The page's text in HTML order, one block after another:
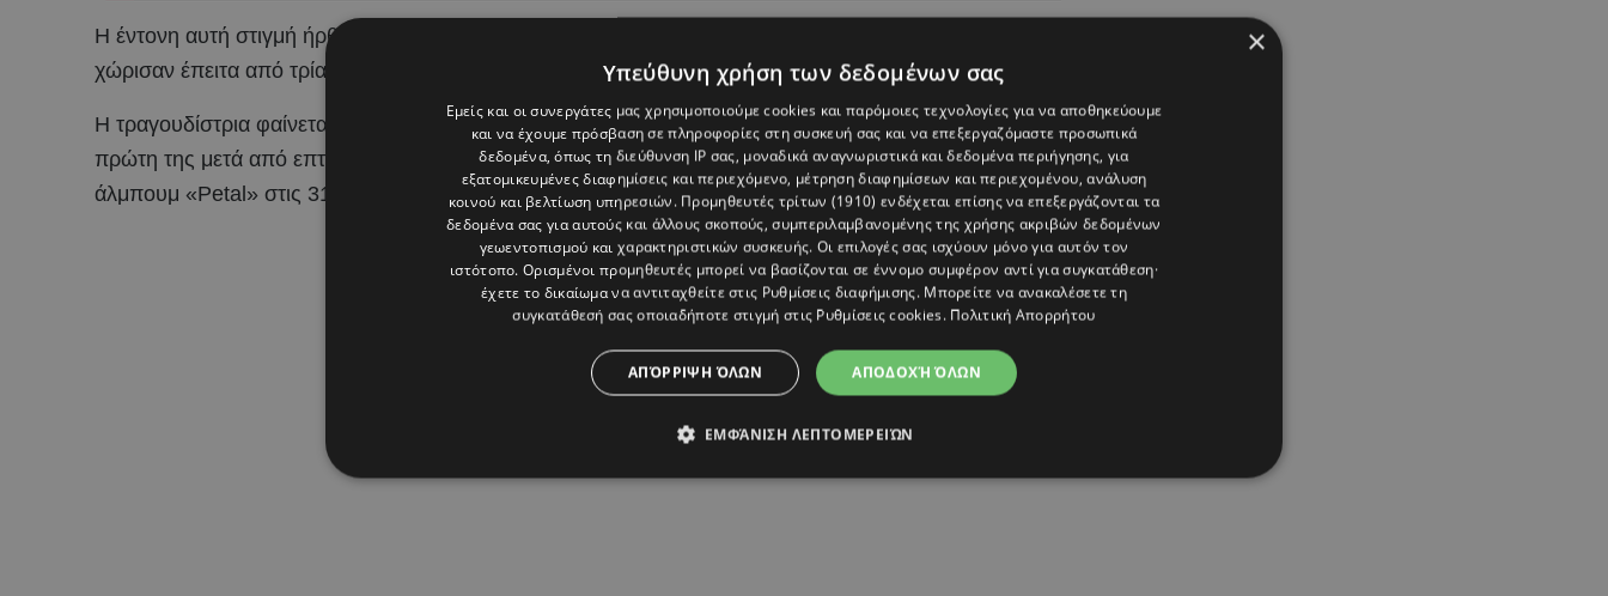
Η έντονη αυτή στιγμή ήρθε λίγες ημέρες μετά την αποκάλυψη ότι η Γκράντε και ο Ίθαν Σλέιτερ
χώρισαν έπειτα από τρία χρόνια σχέσης.
Η τραγουδίστρια φαίνεται πως έκτοτε έχει ρίξει το βάρος της στην περιοδεία της, η οποία αποτελεί την
πρώτη της μετά από επτά χρόνια, ενώ παράλληλα ετοιμάζεται για την κυκλοφορία του νέου της
άλμπουμ «Petal» στις 31 Ιουλίου.
×
Υπεύθυνη χρήση των δεδομένων σας
Εμείς και οι συνεργάτες μας χρησιμοποιούμε cookies και παρόμοιες τεχνολογίες για να αποθηκεύουμε
και να έχουμε πρόσβαση σε πληροφορίες στη συσκευή σας και να επεξεργαζόμαστε προσωπικά
δεδομένα, όπως τη διεύθυνση IP σας, μοναδικά αναγνωριστικά και δεδομένα περιήγησης, για
εξατομικευμένες διαφημίσεις και περιεχόμενο, μέτρηση διαφημίσεων και περιεχομένου, ανάλυση
κοινού και βελτίωση υπηρεσιών. Προμηθευτές τρίτων (1910) ενδέχεται επίσης να επεξεργάζονται τα
δεδομένα σας για αυτούς και άλλους σκοπούς, συμπεριλαμβανομένης της χρήσης ακριβών δεδομένων
γεωεντοπισμού και χαρακτηριστικών συσκευής. Οι επιλογές σας ισχύουν μόνο για αυτόν τον
ιστότοπο. Ορισμένοι προμηθευτές μπορεί να βασίζονται σε έννομο συμφέρον αντί για συγκατάθεση·
έχετε το δικαίωμα να αντιταχθείτε στις Ρυθμίσεις διαφήμισης. Μπορείτε να ανακαλέσετε τη
συγκατάθεσή σας οποιαδήποτε στιγμή στις Ρυθμίσεις cookies. Πολιτική Απορρήτου
ΑΠΟΔΟΧΉ ΌΛΩΝ
ΑΠΌΡΡΙΨΗ ΌΛΩΝ
ΕΜΦΆΝΙΣΗ ΛΕΠΤΟΜΕΡΕΙΏΝ